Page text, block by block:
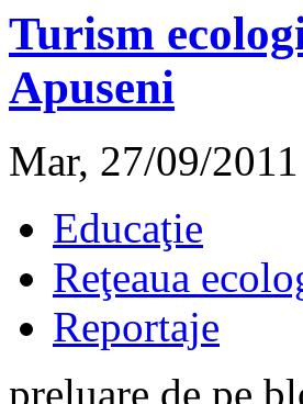
Turism
Apuseni
Mar, 27/09/
Educaţie
Reţeaua
Reportaje
preluare de pe